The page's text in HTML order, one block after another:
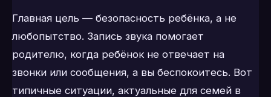
Главная цель — безопасность ребёнка, а не
любопытство. Запись звука помогает
родителю, когда ребёнок не отвечает на
звонки или сообщения, а вы беспокоитесь. Вот
типичные ситуации, актуальные для семей в